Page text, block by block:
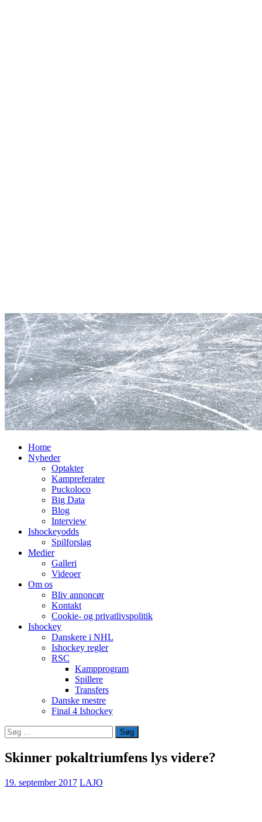
Home
Nyheder
Optakter
Kampreferater
Puckoloco
Big Data
Blog
Interview
Ishockeyodds
Spilforslag
Medier
Galleri
Videoer
Om os
Bliv annoncør
Kontakt
Cookie- og privatlivspolitik
Ishockey
Danskere i NHL
Ishockey regler
RSC
Kampprogram
Spillere
Transfers
Danske mestre
Final 4 Ishockey
Søg
efter:
Skinner pokaltriumfens lys videre?
19. september 2017 LAJO